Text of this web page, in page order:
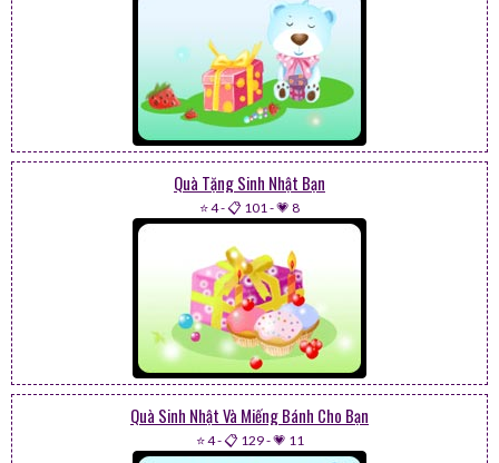
Quà Tặng Sinh Nhật Bạn
⭐ 4-📋 101-💗 8
Quà Sinh Nhật Và Miếng Bánh Cho Bạn
⭐ 4-📋 129-💗 11